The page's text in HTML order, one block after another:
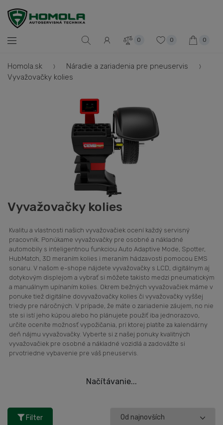
0 0 0
Homola.sk
Náradie a zariadenia pre pneuservis
Vyvažovačky kolies
Vyvažovačky kolies
Kvalitu a vlastnosti našich vyvažovačiek ocení každý servisný
pracovník. Ponúkame vyvažovačky pre osobné a nákladné
automobily s inteligentnou funkciou Auto Adaptive Mode, Spotter,
HubMatch, 3D meraním kolies i meraním hádzavosti pomocou EMS
sonaru. V našom e-shope nájdete vyvažovačky s LCD, digitálnym aj
dotykovým displejom a vybrať si môžete takisto medzi pneumatickým
a manuálnym upínaním kolies. Okrem bežných vyvažovačiek máme v
ponuke tiež digitálne dovyvažovačky kolies či vyvažovačky vyššej
triedy pre náročných. V prípade, že máte o zariadenie záujem, no nie
ste si istí jeho kúpou alebo ho plánujete použiť iba jednorazovo,
určite oceníte možnosť vypožičania, pri ktorej platíte za kalendárny
deň nájmu vyvažovačky. Vyberte si z našej ponuky kvalitných
vyvažovačiek pre osobné a nákladné vozidlá a zadovážte si
prvotriedne vybavenie pre váš pneuservis.
Načítávanie...
Filter